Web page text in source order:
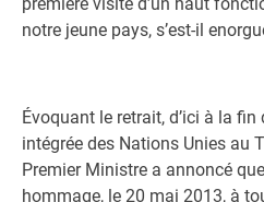
notre jeune pays, s’est-il
Évoquant le retrait, d’ici à la fin
intégrée des Nations Unies au
Premier Ministre a annoncé
hommage, le 20 mai 2013, à